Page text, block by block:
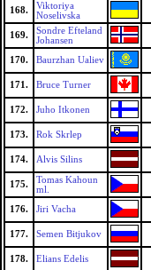
168.
Viktoriya
Noselivska
169.
Sondre Efteland
Johansen
170. Baurzhan Ualiev
171. Bruce Turner
172. Juho Itkonen
173. Rok Skrlep
174. Alvis Silins
175.
Tomas Kahoun
ml.
176. Jiri Vacha
177. Semen Bitjukov
178. Elians Edelis